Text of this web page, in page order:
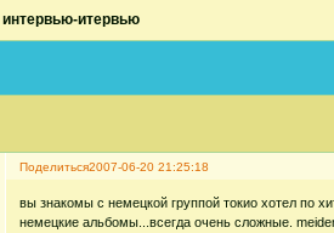
интервью-итервью
Поделиться2007-06-20 21:25:18
вы знакомы с немецкой группой токио хотел по
немецкие альбомы...всегда очень сложные.